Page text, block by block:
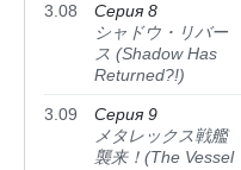
3.08
Серия 8
シャドウ・リバー
ス (Shadow Has
Returned?!)
3.09
Серия 9
メタレックス戦艦
襲来！(The Vessel